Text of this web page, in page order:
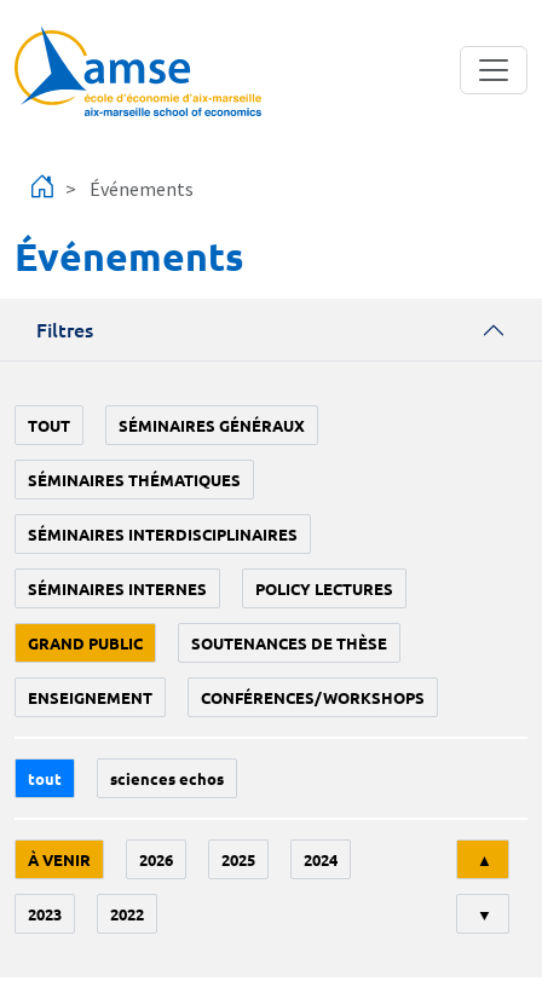
Événements
Événements
Filtres
TOUT SÉMINAIRES GÉNÉRAUX
SÉMINAIRES THÉMATIQUES
SÉMINAIRES INTERDISCIPLINAIRES
SÉMINAIRES INTERNES POLICY LECTURES
GRAND PUBLIC SOUTENANCES DE THÈSE
ENSEIGNEMENT CONFÉRENCES/WORKSHOPS
tout sciences echos
À VENIR 2026 2025 2024
2023 2022
▲
▼